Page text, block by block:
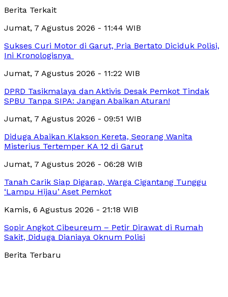
Berita Terkait
Jumat, 7 Agustus 2026 - 11:44 WIB
Sukses Curi Motor di Garut, Pria Bertato Diciduk Polisi,
Ini Kronologisnya
Jumat, 7 Agustus 2026 - 11:22 WIB
DPRD Tasikmalaya dan Aktivis Desak Pemkot Tindak
SPBU Tanpa SIPA: Jangan Abaikan Aturan!
Jumat, 7 Agustus 2026 - 09:51 WIB
Diduga Abaikan Klakson Kereta, Seorang Wanita
Misterius Tertemper KA 12 di Garut
Jumat, 7 Agustus 2026 - 06:28 WIB
Tanah Carik Siap Digarap, Warga Cigantang Tunggu
‘Lampu Hijau’ Aset Pemkot
Kamis, 6 Agustus 2026 - 21:18 WIB
Sopir Angkot Cibeureum – Petir Dirawat di Rumah
Sakit, Diduga Dianiaya Oknum Polisi
Berita Terbaru